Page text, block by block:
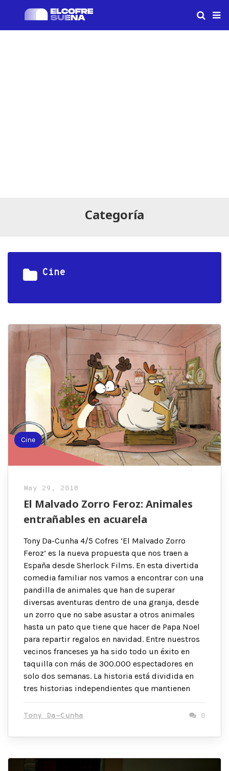
Categoría
Cine
Cine
May 29, 2018
El Malvado Zorro Feroz: Animales
entrañables en acuarela
Tony Da-Cunha 4/5 Cofres ‘El Malvado Zorro
Feroz’ es la nueva propuesta que nos traen a
España desde Sherlock Films. En esta divertida
comedia familiar nos vamos a encontrar con una
pandilla de animales que han de superar
diversas aventuras dentro de una granja, desde
un zorro que no sabe asustar a otros animales
hasta un pato que tiene que hacer de Papa Noel
para repartir regalos en navidad. Entre nuestros
vecinos franceses ya ha sido todo un éxito en
taquilla con más de 300.000 espectadores en
solo dos semanas. La historia está dividida en
tres historias independientes que mantienen
Tony Da-Cunha 0